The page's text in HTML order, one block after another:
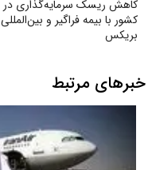
کاهش ریسک سرمایه‌گذاری در
کشور با بیمه فراگیر و بین‌المللی
بریکس
خبرهای مرتبط